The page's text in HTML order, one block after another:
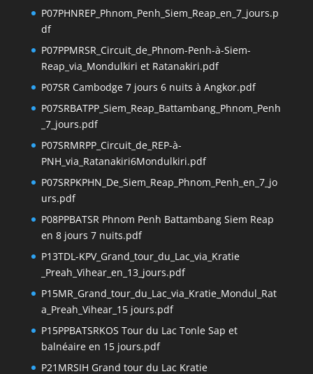
P07PHNREP_Phnom_Penh_Siem_Reap_en_7_jours.p
df
P07PPMRSR_Circuit_de_Phnom-Penh-à-Siem-
Reap_via_Mondulkiri et Ratanakiri.pdf
P07SR Cambodge 7 jours 6 nuits à Angkor.pdf
P07SRBATPP_Siem_Reap_Battambang_Phnom_Penh
_7_jours.pdf
P07SRMRPP_Circuit_de_REP-à-
PNH_via_Ratanakiri6Mondulkiri.pdf
P07SRPKPHN_De_Siem_Reap_Phnom_Penh_en_7_jo
urs.pdf
P08PPBATSR Phnom Penh Battambang Siem Reap
en 8 jours 7 nuits.pdf
P13TDL-KPV_Grand_tour_du_Lac_via_Kratie
_Preah_Vihear_en_13_jours.pdf
P15MR_Grand_tour_du_Lac_via_Kratie_Mondul_Rat
a_Preah_Vihear_15 jours.pdf
P15PPBATSRKOS Tour du Lac Tonle Sap et
balnéaire en 15 jours.pdf
P21MRSIH Grand tour du Lac Kratie